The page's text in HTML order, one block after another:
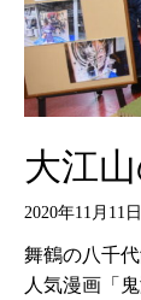
大江
2020年11月11日
舞鶴の八千
人気漫画「